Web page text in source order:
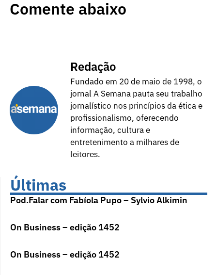
Comente abaixo
Redação
Fundado em 20 de maio de 1998, o
jornal A Semana pauta seu trabalho
jornalístico nos princípios da ética e
profissionalismo, oferecendo
informação, cultura e
entretenimento a milhares de
leitores.
Últimas
Pod.Falar com Fabíola Pupo – Sylvio Alkimin
On Business – edição 1452
On Business – edição 1452